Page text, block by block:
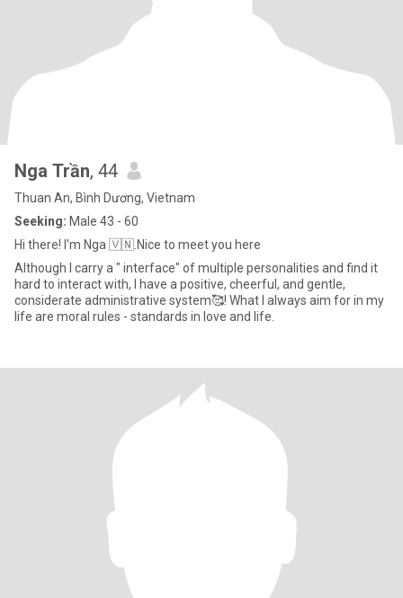
Nga Trần, 44
Thuan An, Bình Dương, Vietnam
Seeking: Male 43 - 60
Hi there! I'm Nga 🇻🇳.Nice to meet you here
Although I carry a " interface" of multiple personalities and find it
hard to interact with, I have a positive, cheerful, and gentle,
considerate administrative system🥰! What I always aim for in my
life are moral rules - standards in love and life.